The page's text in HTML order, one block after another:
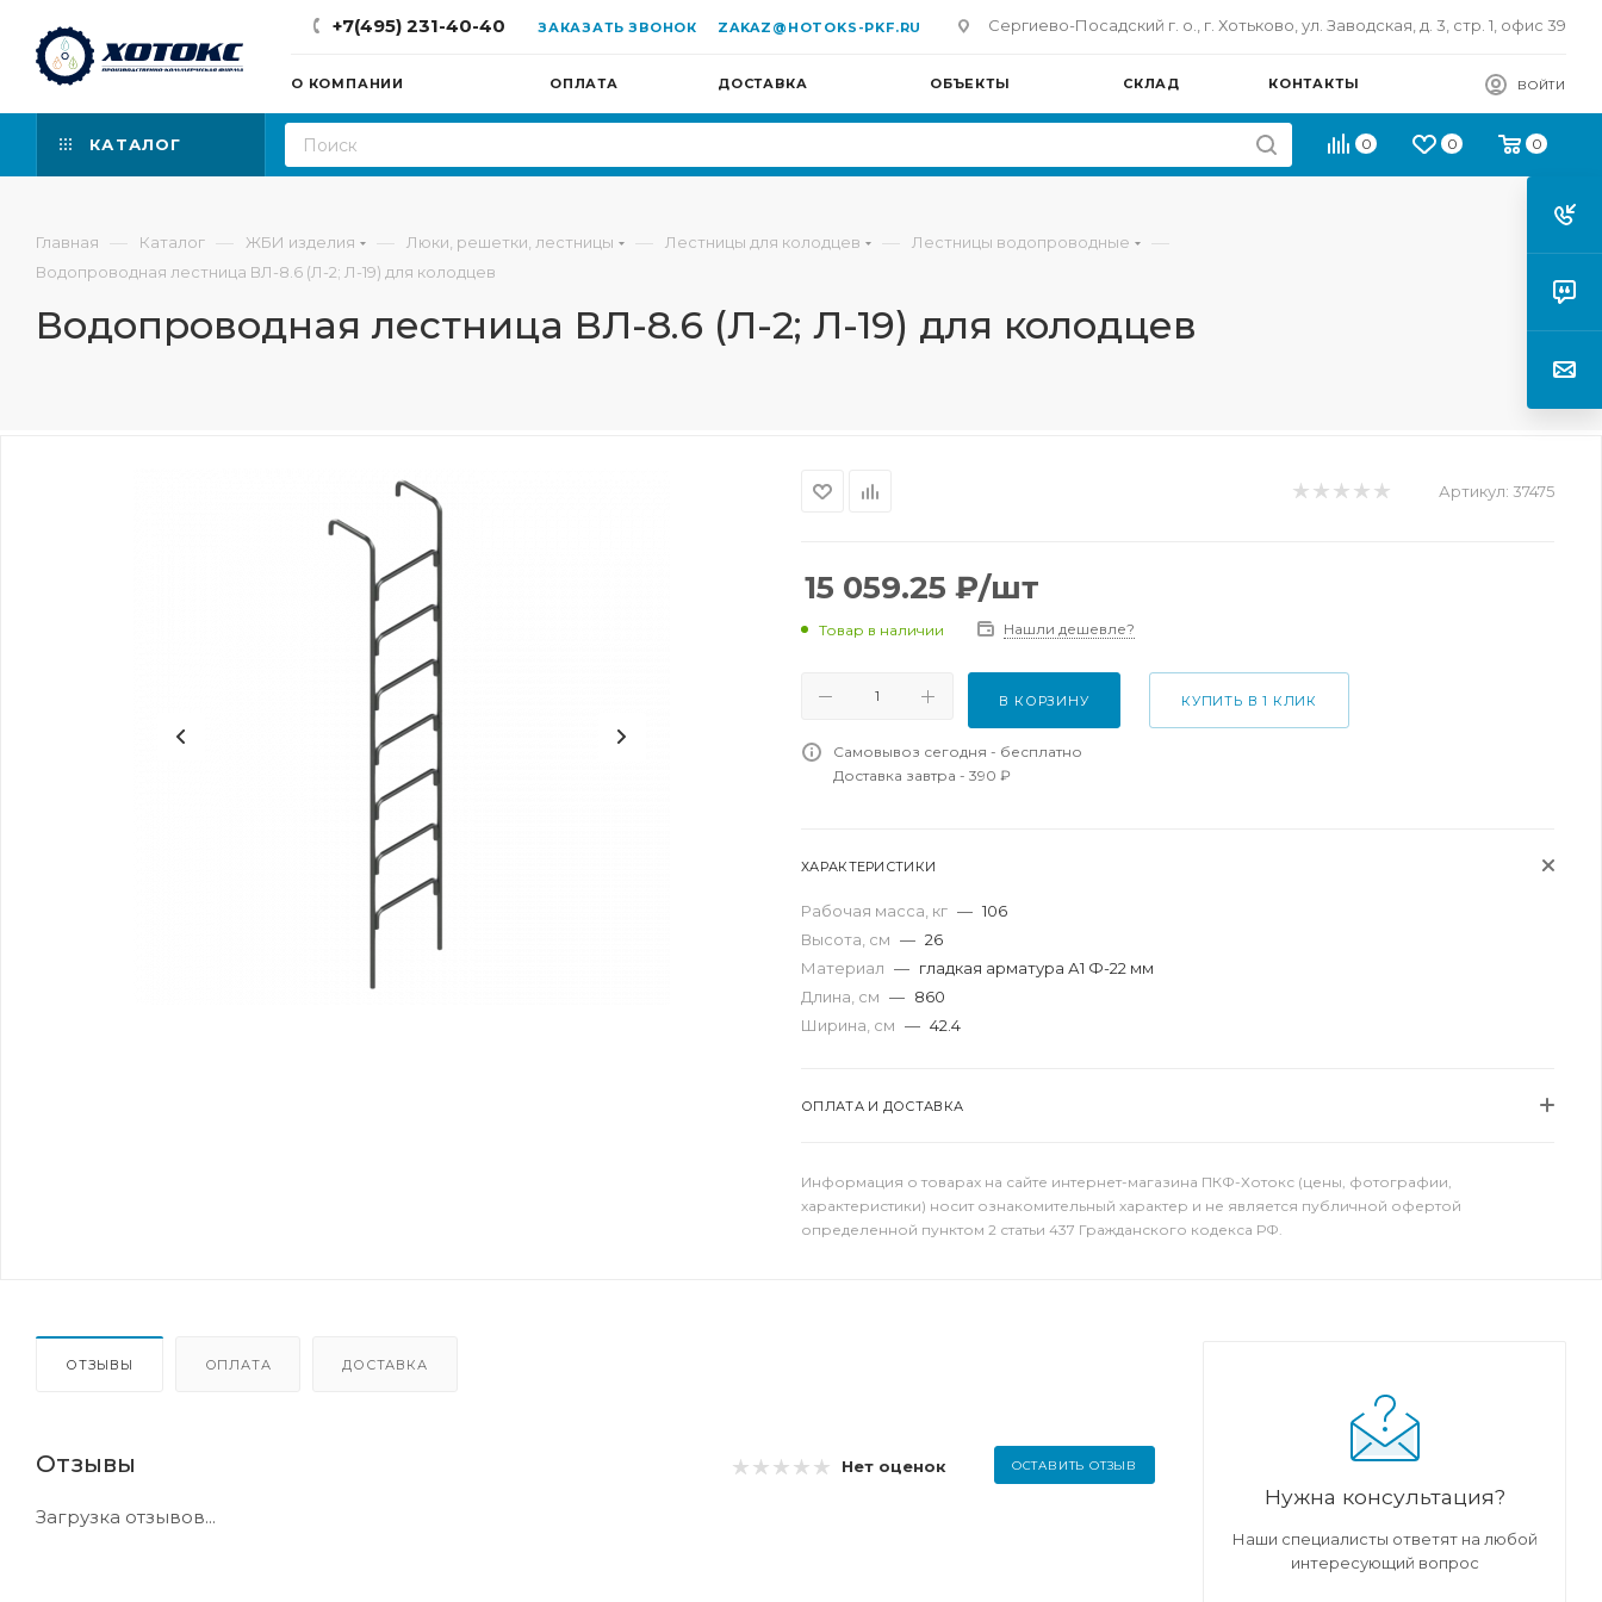
+7(495) 231-40-40 ЗАКАЗАТЬ ЗВОНОК ZAKAZ@HOTOKS-PKF.RU Сергиево-Посадский г. о., г. Хотьково, ул. Заводская, д. 3, стр. 1, офис 39
О КОМПАНИИ ОПЛАТА ДОСТАВКА ОБЪЕКТЫ СКЛАД КОНТАКТЫ ВОЙТИ
КАТАЛОГ 0 0 0
Главная — Каталог — ЖБИ изделия — Люки, решетки, лестницы — Лестницы для колодцев — Лестницы водопроводные —
Водопроводная лестница ВЛ-8.6 (Л-2; Л-19) для колодцев
Водопроводная лестница ВЛ-8.6 (Л-2; Л-19) для колодцев
Артикул: 37475
15 059.25 ₽/шт
Товар в наличии Нашли дешевле?
В КОРЗИНУ КУПИТЬ В 1 КЛИК
Самовывоз сегодня - бесплатно
Доставка завтра - 390 ₽
ХАРАКТЕРИСТИКИ
Рабочая масса, кг — 106
Высота, см — 26
Материал — гладкая арматура А1 Ф-22 мм
Длина, см — 860
Ширина, см — 42.4
ОПЛАТА И ДОСТАВКА
Информация о товарах на сайте интернет-магазина ПКФ-Хотокс (цены, фотографии,
характеристики) носит ознакомительный характер и не является публичной офертой
определенной пунктом 2 статьи 437 Гражданского кодекса РФ.
ОТЗЫВЫ ОПЛАТА ДОСТАВКА
Отзывы Нет оценок ОСТАВИТЬ ОТЗЫВ
Загрузка отзывов...
Нужна консультация?
Наши специалисты ответят на любой
интересующий вопрос